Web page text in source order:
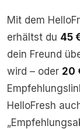
Mit dem
erhältst du 45
dein Freund
wird – oder 20
HelloFresh